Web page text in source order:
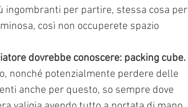
ingombranti per partire, stessa cosa per
così non occuperete spazio
dovrebbe conoscere: packing cube.
nonché potenzialmente perdere delle
anche per questo, so sempre dove